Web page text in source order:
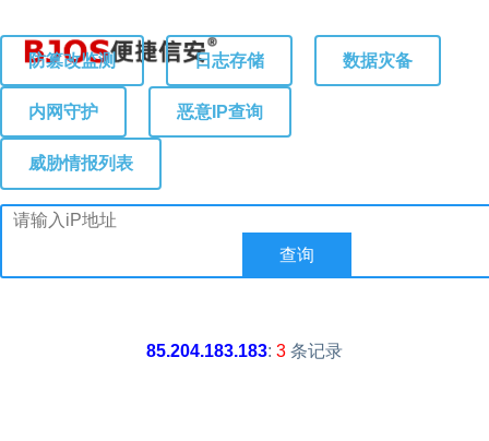
防篡改监测 日志存储 数据灾备
内网守护 恶意IP查询
威胁情报列表
85.204.183.183: 3 条记录